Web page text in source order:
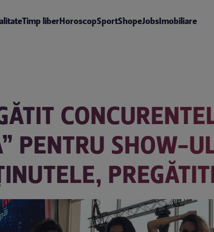
Timp liberHoroscopSportShopeJobsImobiliare
PENTRU SHOW-